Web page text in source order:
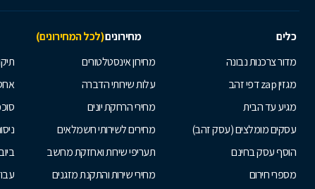
כלים מחירונים(לכל המחירונים)
מדור צרכנות נבונה
מגזין zap דפי זהב
מגיע עד הבית
עסקים מומלצים (עסק זהב)
הוסף עסק בחינם
מספרי חירום
מחירון אינסטלטורים
עלות שירותי הדברה
מחירי הרחקת יונים
מחירים לשירותי חשמלאים
תעריפי שירות ואחזקת מחשב
מחירי שירות והתקנת מזגנים